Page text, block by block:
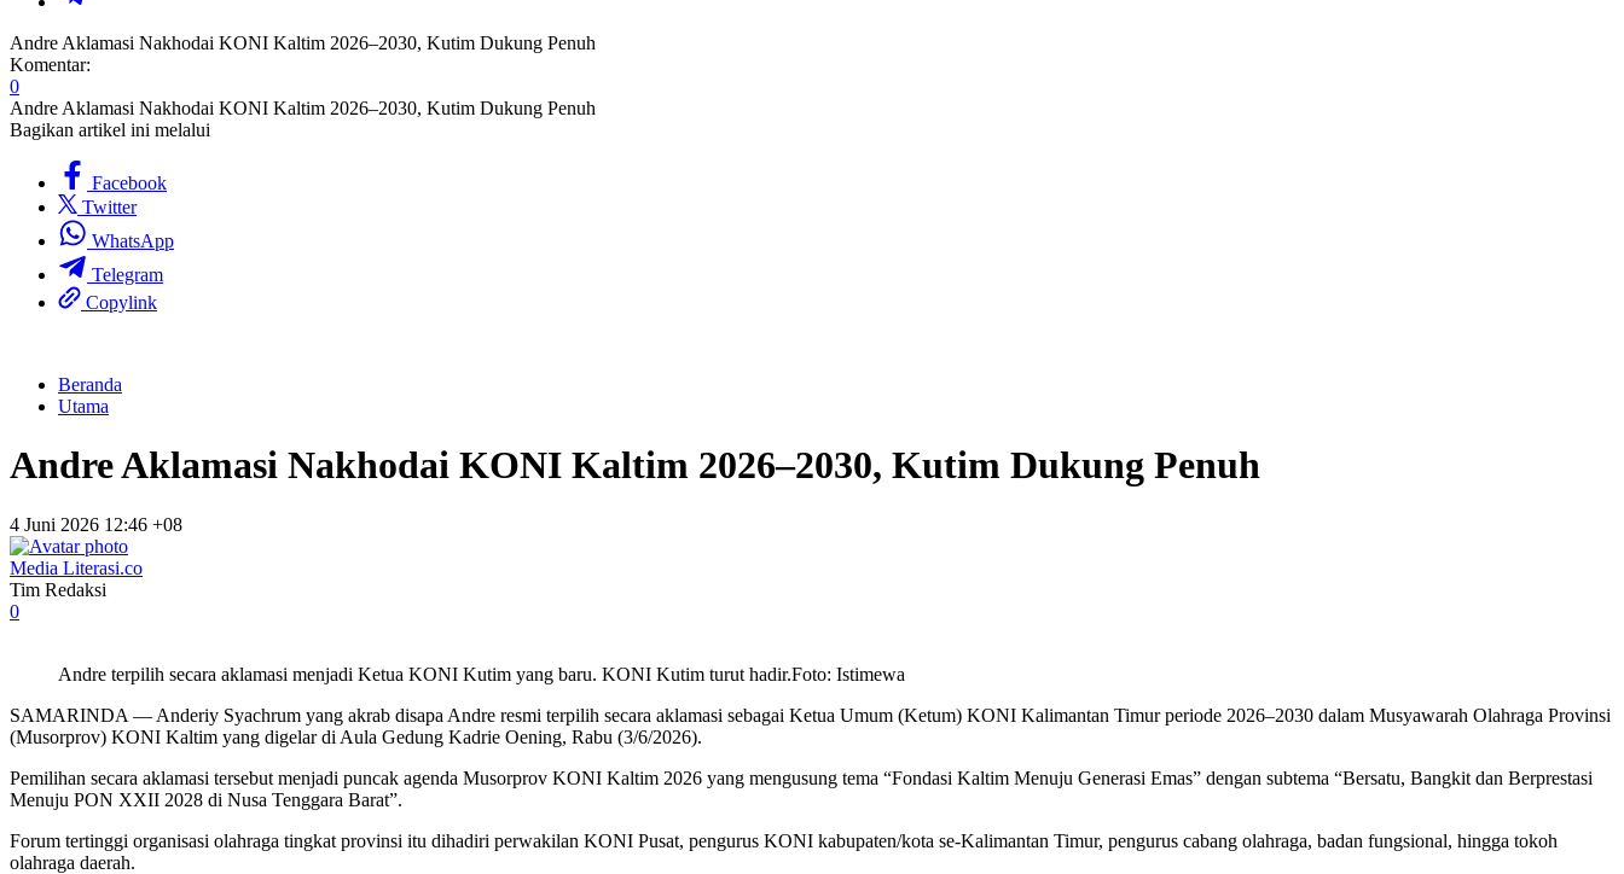
Andre Aklamasi Nakhodai KONI Kaltim 2026–2030, Kutim Dukung Penuh
Komentar:
0
Andre Aklamasi Nakhodai KONI Kaltim 2026–2030, Kutim Dukung Penuh
Bagikan artikel ini melalui
Facebook
Twitter
WhatsApp
Telegram
Copylink
Beranda
Utama
Andre Aklamasi Nakhodai KONI Kaltim 2026–2030, Kutim Dukung Penuh
4 Juni 2026 12:46 +08
Media Literasi.co
Tim Redaksi
0
Andre terpilih secara aklamasi menjadi Ketua KONI Kutim yang baru. KONI Kutim turut hadir.Foto: Istimewa
SAMARINDA — Anderiy Syachrum yang akrab disapa Andre resmi terpilih secara aklamasi sebagai Ketua Umum (Ketum) KONI Kalimantan Timur periode 2026–2030 dalam Musyawarah Olahraga Provinsi
(Musorprov) KONI Kaltim yang digelar di Aula Gedung Kadrie Oening, Rabu (3/6/2026).
Pemilihan secara aklamasi tersebut menjadi puncak agenda Musorprov KONI Kaltim 2026 yang mengusung tema “Fondasi Kaltim Menuju Generasi Emas” dengan subtema “Bersatu, Bangkit dan Berprestasi
Menuju PON XXII 2028 di Nusa Tenggara Barat”.
Forum tertinggi organisasi olahraga tingkat provinsi itu dihadiri perwakilan KONI Pusat, pengurus KONI kabupaten/kota se-Kalimantan Timur, pengurus cabang olahraga, badan fungsional, hingga tokoh
olahraga daerah.